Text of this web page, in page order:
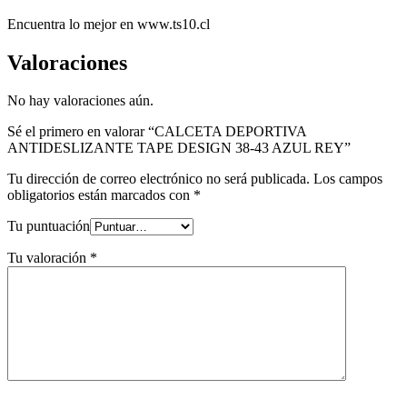
Encuentra lo mejor en www.ts10.cl
Valoraciones
No hay valoraciones aún.
Sé el primero en valorar “CALCETA DEPORTIVA
ANTIDESLIZANTE TAPE DESIGN 38-43 AZUL REY”
Tu dirección de correo electrónico no será publicada. Los campos
obligatorios están marcados con *
Tu puntuación
Tu valoración *